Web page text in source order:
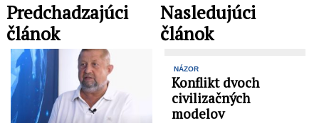
Predchadzajúci
článok
Nasledujúci
článok
NÁZOR
Konflikt dvoch
civilizačných
modelov